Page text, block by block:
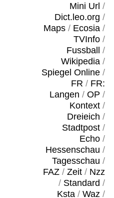
Mini Url /
Dict.leo.org /
Maps/ Ecosia/
TVInfo/
Fussball
/
Wikipedia/
Spiegel Online/
FR / FR:
Langen / OP /
Kontext/
Dreieich /
Stadtpost/
Echo/
Hessenschau /
Tagesschau /
FAZ/ Zeit/ Nzz
/ Standard /
Ksta/ Waz/